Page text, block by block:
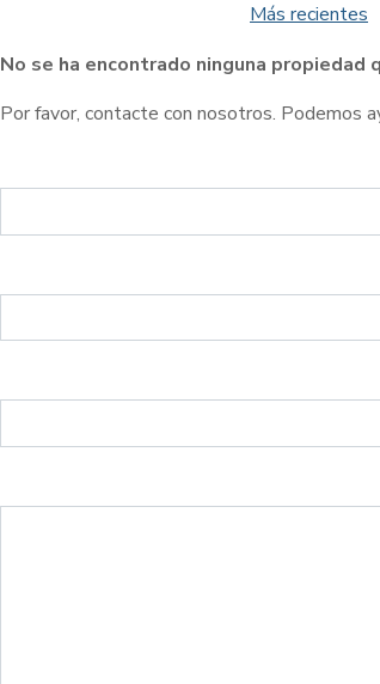
Más recientes
No se ha encontrado ninguna propiedad
Por favor, contacte con nosotros. Podemos